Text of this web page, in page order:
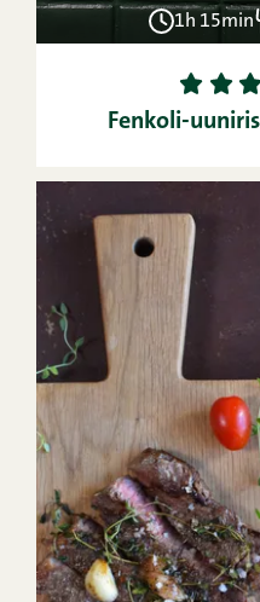
1h 15min
1 2 3
Fenkoli-